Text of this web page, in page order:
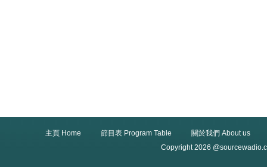
主頁 Home 節目表 Program Table
關於我們 About us
Copyright 2026